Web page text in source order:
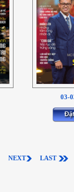
03-
NEXT LAST